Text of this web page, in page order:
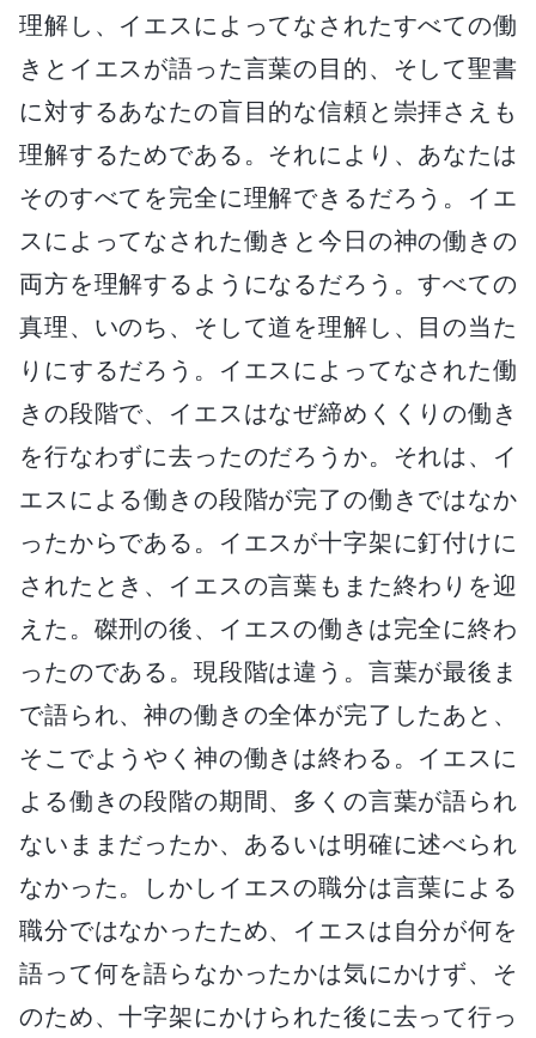
理解し、イエスによってなされたすべての働
きとイエスが語った言葉の目的、そして聖書
に対するあなたの盲目的な信頼と崇拝さえも
理解するためである。それにより、あなたは
そのすべてを完全に理解できるだろう。イエ
スによってなされた働きと今日の神の働きの
両方を理解するようになるだろう。すべての
真理、いのち、そして道を理解し、目の当た
りにするだろう。イエスによってなされた働
きの段階で、イエスはなぜ締めくくりの働き
を行なわずに去ったのだろうか。それは、イ
エスによる働きの段階が完了の働きではなか
ったからである。イエスが十字架に釘付けに
されたとき、イエスの言葉もまた終わりを迎
えた。磔刑の後、イエスの働きは完全に終わ
ったのである。現段階は違う。言葉が最後ま
で語られ、神の働きの全体が完了したあと、
そこでようやく神の働きは終わる。イエスに
よる働きの段階の期間、多くの言葉が語られ
ないままだったか、あるいは明確に述べられ
なかった。しかしイエスの職分は言葉による
職分ではなかったため、イエスは自分が何を
語って何を語らなかったかは気にかけず、そ
のため、十字架にかけられた後に去って行っ